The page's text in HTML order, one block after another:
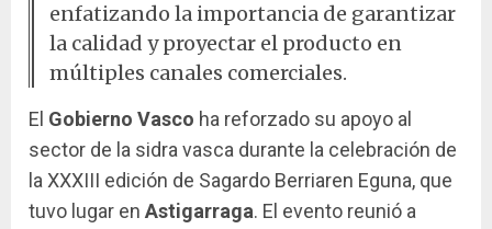
enfatizando la importancia de garantizar
la calidad y proyectar el producto en
múltiples canales comerciales.
El Gobierno Vasco ha reforzado su apoyo al
sector de la sidra vasca durante la celebración de
la XXXIII edición de Sagardo Berriaren Eguna, que
tuvo lugar en Astigarraga. El evento reunió a